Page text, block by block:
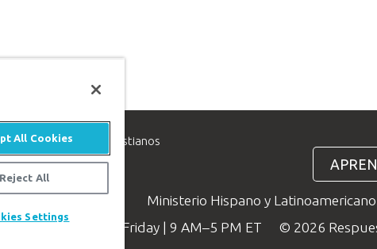
a ayudar a los cristianos
Ministerio Hispano y Latinoamericano
Available Monday–Friday | 9 AM–5 PM ET
© 2026
All Cookies
Reject All
Settings